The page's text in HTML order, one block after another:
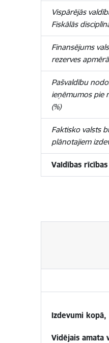
Vispārējās
Fiskālās
Finansējums
rezerves
Pašvaldību
ieņēmumos pie
(%)
Faktisko valsts
plānotajiem
Valdības
Izdevumi kopā,
Vidējais amata